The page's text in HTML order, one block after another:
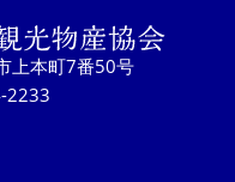
上本町7番50号
2233